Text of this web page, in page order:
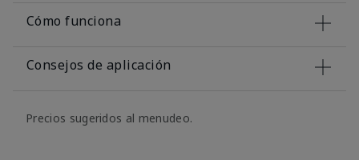
Cómo funciona
Consejos de aplicación
Precios sugeridos al menudeo.